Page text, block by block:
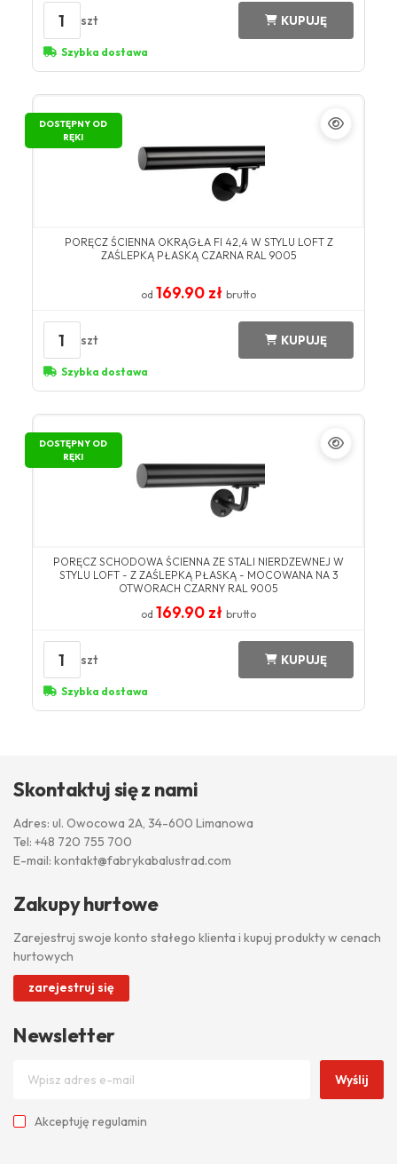
1 szt KUPUJĘ
Szybka dostawa
DOSTĘPNY OD
RĘKI
PORĘCZ ŚCIENNA OKRĄGŁA FI 42,4 W STYLU LOFT Z
ZAŚLEPKĄ PŁASKĄ CZARNA RAL 9005
od 169.90 zł brutto
1 szt KUPUJĘ
Szybka dostawa
DOSTĘPNY OD
RĘKI
PORĘCZ SCHODOWA ŚCIENNA ZE STALI NIERDZEWNEJ W
STYLU LOFT - Z ZAŚLEPKĄ PŁASKĄ - MOCOWANA NA 3
OTWORACH CZARNY RAL 9005
od 169.90 zł brutto
1 szt KUPUJĘ
Szybka dostawa
Skontaktuj się z nami
Adres: ul. Owocowa 2A, 34-600 Limanowa
Tel: +48 720 755 700
E-mail: kontakt@fabrykabalustrad.com
Zakupy hurtowe
Zarejestruj swoje konto stałego klienta i kupuj produkty w cenach
hurtowych
zarejestruj się
Newsletter
Wyślij
Akceptuję regulamin